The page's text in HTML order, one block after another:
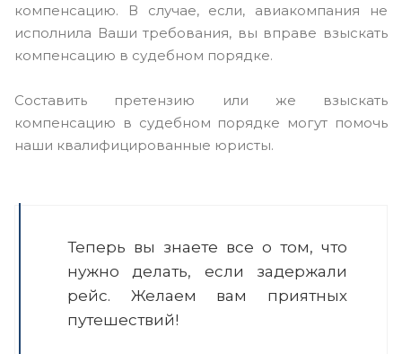
компенсацию. В случае, если, авиакомпания не
исполнила Ваши требования, вы вправе взыскать
компенсацию в судебном порядке.
Составить претензию или же взыскать
компенсацию в судебном порядке могут помочь
наши квалифицированные юристы.
Теперь вы знаете все о том, что
нужно делать, если задержали
рейс. Желаем вам приятных
путешествий!